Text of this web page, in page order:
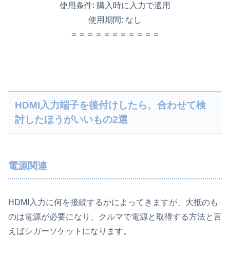
使用条件: 購入時に入力で適用
使用期間: なし
＝＝＝＝＝＝＝＝＝＝＝
HDMI入力端子を後付けしたら、合わせて検
討したほうがいいもの2選
電源関連
HDMI入力に何を接続するかによってきますが、大抵のも
のは電源が必要になり、クルマで電源と取得する方法と言
えばシガーソケットになります。